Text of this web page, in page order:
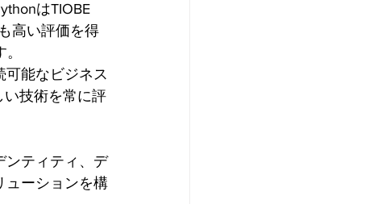
はTIOBE
高い評価を得
可能なビジネス
い技術を常に評
ンティティ、デ
ューションを構